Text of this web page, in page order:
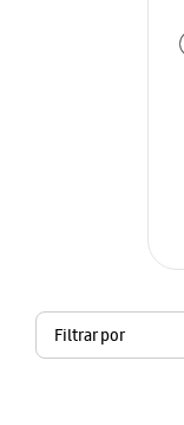
Filtrar por